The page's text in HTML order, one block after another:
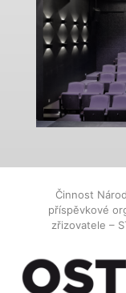
Činnost
příspěvkové
zřizovatele –